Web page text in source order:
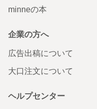
minneの本
企業の方へ
広告出稿について
大口注文について
ヘルプセンター